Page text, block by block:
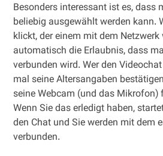
Besonders interessant ist es, dass
beliebig ausgewählt werden kann.
klickt, der einem mit dem
automatisch die Erlaubnis, dass
verbunden wird. Wer den
mal seine Altersangaben
seine Webcam (und das Mikrofon)
Wenn Sie das erledigt haben,
den Chat und Sie werden mit dem
verbunden.